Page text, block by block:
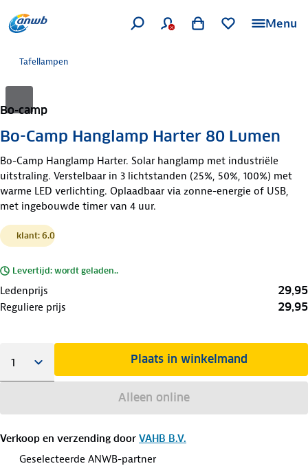
Menu
Tafellampen
Bo-camp
Bo-Camp Hanglamp Harter 80 Lumen
Bo-Camp Hanglamp Harter. Solar hanglamp met industriële
uitstraling. Verstelbaar in 3 lichtstanden (25%, 50%, 100%) met
warme LED verlichting. Oplaadbaar via zonne-energie of USB,
met ingebouwde timer van 4 uur.
klant: 6.0
Levertijd: wordt geladen..
Ledenprijs 29,95
Reguliere prijs 29,95
Plaats in winkelmand
Alleen online
Verkoop en verzending door VAHB B.V.
Geselecteerde ANWB-partner